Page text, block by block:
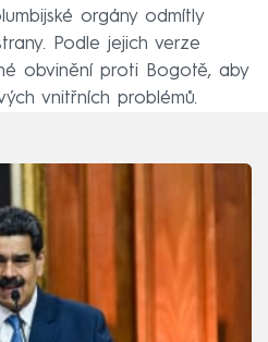
orgány odmítly
Podle jejich verze
obvinění proti Bogotě, aby
vnitřních problémů.